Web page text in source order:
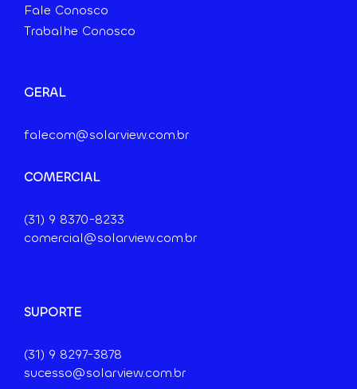
Fale Conosco
Trabalhe Conosco
GERAL
falecom@solarview.com.br
COMERCIAL
(31) 9 8370-8233
comercial@solarview.com.br
SUPORTE
(31) 9 8297-3878
sucesso@solarview.com.br